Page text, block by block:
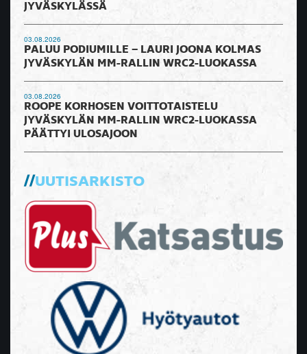
JYVÄSKYLÄSSÄ
03.08.2026
PALUU PODIUMILLE – LAURI JOONA KOLMAS
JYVÄSKYLÄN MM-RALLIN WRC2-LUOKASSA
03.08.2026
ROOPE KORHOSEN VOITTOTAISTELU
JYVÄSKYLÄN MM-RALLIN WRC2-LUOKASSA
PÄÄTTYI ULOSAJOON
UUTISARKISTO